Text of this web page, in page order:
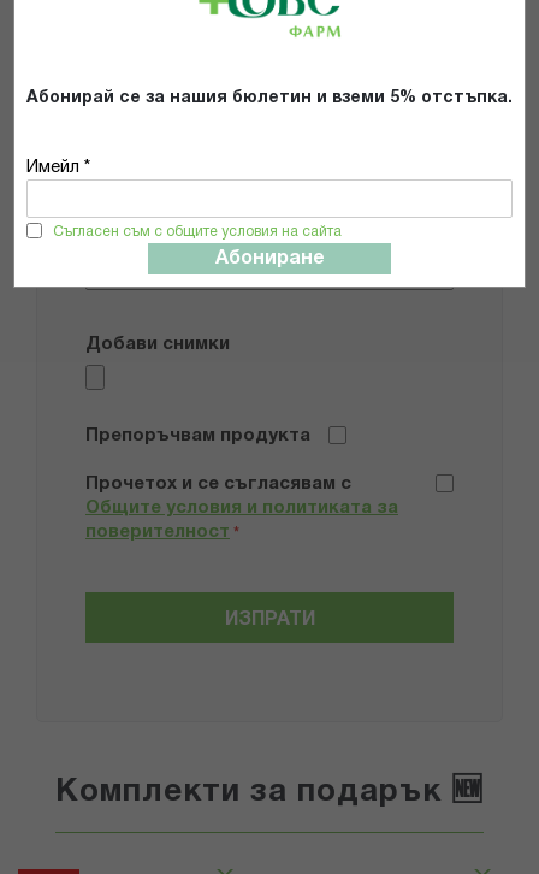
Абонирай се за нашия бюлетин и вземи 5% отстъпка.
Имейл *
Съгласен съм с общите условия на сайта
Абониране
Имейл адрес
Добави снимки
Препоръчвам продукта
Прочетох и се съгласявам с
Общите условия и политиката за
поверителност *
ИЗПРАТИ
Комплекти за подарък 🆕